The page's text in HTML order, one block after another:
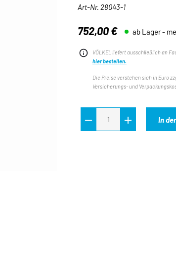
Art-Nr. 28043-1
Regulärer Preis:
752,00 € ab Lager -
VÖLKEL liefert ausschließlich an
hier bestellen.
Die Preise verstehen sich in Euro
Versicherungs- und
In